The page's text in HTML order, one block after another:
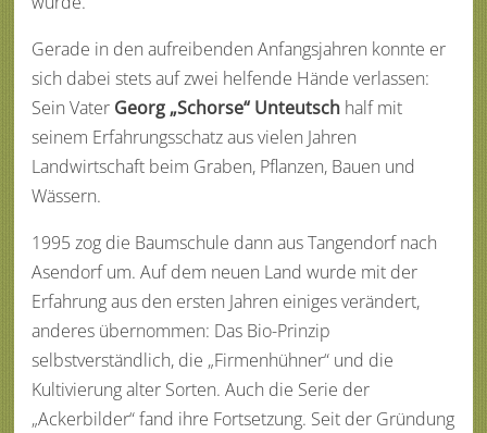
Gerade in den aufreibenden Anfangsjahren konnte er
sich dabei stets auf zwei helfende Hände verlassen:
Sein Vater Georg „Schorse“ Unteutsch half mit
seinem Erfahrungsschatz aus vielen Jahren
Landwirtschaft beim Graben, Pflanzen, Bauen und
Wässern.
1995 zog die Baumschule dann aus Tangendorf nach
Asendorf um. Auf dem neuen Land wurde mit der
Erfahrung aus den ersten Jahren einiges verändert,
anderes übernommen: Das Bio-Prinzip
selbstverständlich, die „Firmenhühner“ und die
Kultivierung alter Sorten. Auch die Serie der
„Ackerbilder“ fand ihre Fortsetzung. Seit der Gründung